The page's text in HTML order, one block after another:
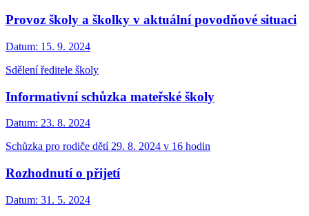
Provoz školy a školky v aktuální povodňové situaci
Datum: 15. 9. 2024
Sdělení ředitele školy
Informativní schůzka mateřské školy
Datum: 23. 8. 2024
Schůzka pro rodiče dětí 29. 8. 2024 v 16 hodin
Rozhodnutí o přijetí
Datum: 31. 5. 2024